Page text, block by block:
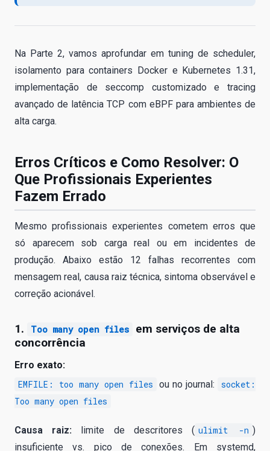
Na Parte 2, vamos aprofundar em tuning de scheduler,
isolamento para containers Docker e Kubernetes 1.31,
implementação de seccomp customizado e tracing
avançado de latência TCP com eBPF para ambientes de
alta carga.
Erros Críticos e Como Resolver: O
Que Profissionais Experientes
Fazem Errado
Mesmo profissionais experientes cometem erros que
só aparecem sob carga real ou em incidentes de
produção. Abaixo estão 12 falhas recorrentes com
mensagem real, causa raiz técnica, sintoma observável e
correção acionável.
1. Too many open files
em serviços de alta
concorrência
Erro exato:
EMFILE: too many open files ou no journal:
socket:
Too many open files
Causa raiz: limite de descritores ( ulimit -n )
insuficiente vs. pico de conexões. Em systemd,